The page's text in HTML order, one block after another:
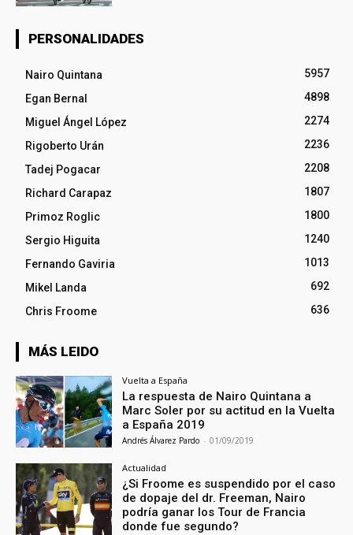
PERSONALIDADES
Nairo Quintana
5957
Egan Bernal
4898
Miguel Ángel López
2274
Rigoberto Urán
2236
Tadej Pogacar
2208
Richard Carapaz
1807
Primoz Roglic
1800
Sergio Higuita
1240
Fernando Gaviria
1013
Mikel Landa
692
Chris Froome
636
MÁS LEIDO
Vuelta a España
La respuesta de Nairo Quintana a
Marc Soler por su actitud en la Vuelta
a España 2019
Andrés Álvarez Pardo - 01/09/2019
Actualidad
¿Si Froome es suspendido por el caso
de dopaje del dr. Freeman, Nairo
podría ganar los Tour de Francia
donde fue segundo?